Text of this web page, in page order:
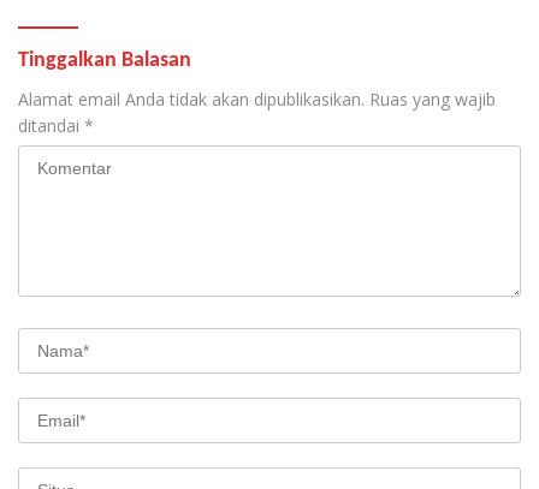
Tinggalkan Balasan
Alamat email Anda tidak akan dipublikasikan. Ruas yang wajib
ditandai *